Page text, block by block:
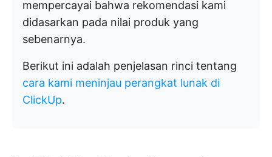
mempercayai bahwa rekomendasi kami
didasarkan pada nilai produk yang
sebenarnya.
Berikut ini adalah penjelasan rinci tentang
cara kami meninjau perangkat lunak di
ClickUp.